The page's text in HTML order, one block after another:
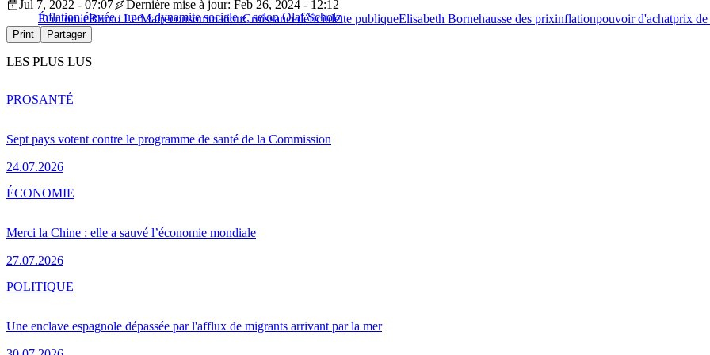
Inflation élevée : une « dynamite sociale », selon Olaf Scholz
Jul 7, 2022 - 07:07
Dernière mise à jour: Feb 26, 2024 - 12:12
ÉconomieBruno Le MaireconsommationCroissancedéficitdette publiqueElisabeth Bornehausse des prixinflationpouvoir d'achatprix de
Print Partager
LES PLUS LUS
Sept pays votent contre le programme de santé de la Commission
24.07.2026
PROSANTÉ
Merci la Chine : elle a sauvé l’économie mondiale
27.07.2026
ÉCONOMIE
Une enclave espagnole dépassée par l'afflux de migrants arrivant par la mer
POLITIQUE